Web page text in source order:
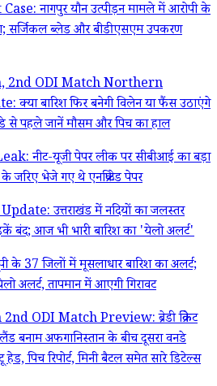
नागपुर यौन उत्पीड़न मामले में आरोपी के
सर्जिकल ब्लेड और बीडीएसएम उपकरण
2nd ODI Match Northern
बारिश फिर बनेगी विलेन या फैंस उठाएंगे
से पहले जानें मौसम और पिच का हाल
नीट-यूजी पेपर लीक पर सीबीआई का बड़ा
जरिए भेजे गए थे एनक्रिप्टेड पेपर
उत्तराखंड में नदियों का जलस्तर
बंद; आज भी भारी बारिश का 'येलो अलर्ट'
37 जिलों में मूसलाधार बारिश का अलर्ट;
अलर्ट, तापमान में आएगी गिरावट
ODI Match Preview: ब्रेडी क्रिकेट
अफगानिस्तान के बीच दूसरा वनडे
पिच रिपोर्ट, मिनी बैटल समेत सारे डिटेल्स